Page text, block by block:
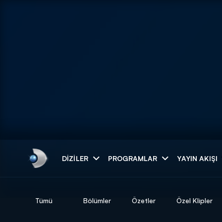
DIZILER PROGRAMLAR YAYIN AKIŞI
Tümü Bölümler Özetler Özel Klipler